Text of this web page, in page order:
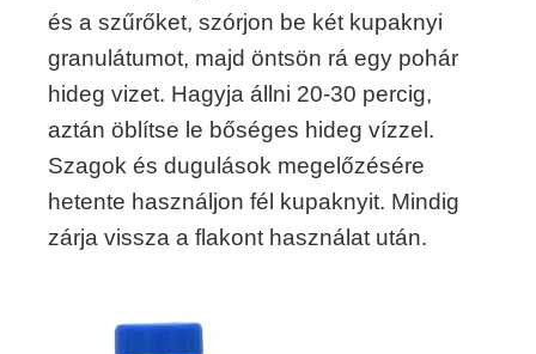
és a szűrőket, szórjon be két kupaknyi
granulátumot, majd öntsön rá egy pohár
hideg vizet. Hagyja állni 20-30 percig,
aztán öblítse le bőséges hideg vízzel.
Szagok és dugulások megelőzésére
hetente használjon fél kupaknyit. Mindig
zárja vissza a flakont használat után.